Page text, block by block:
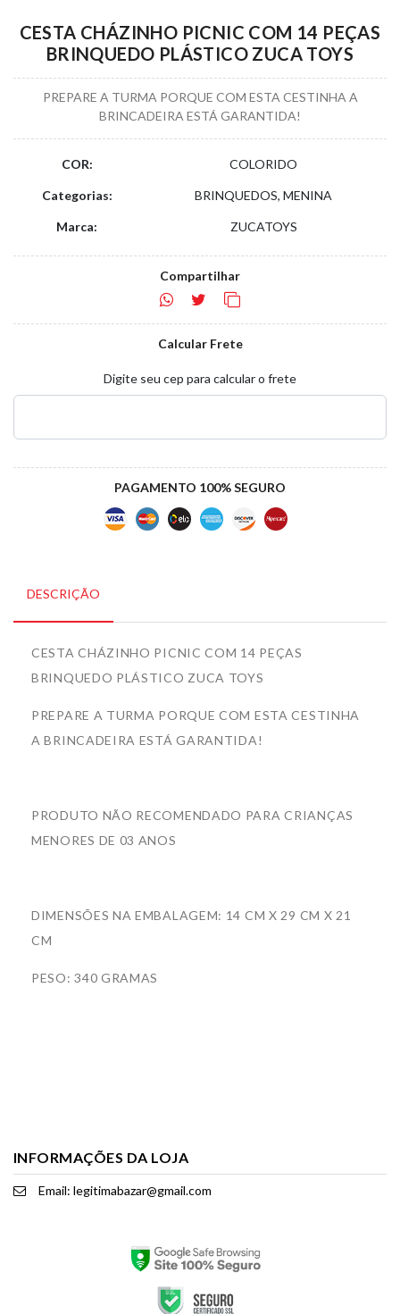
CESTA CHÁZINHO PICNIC COM 14 PEÇAS
BRINQUEDO PLÁSTICO ZUCA TOYS
PREPARE A TURMA PORQUE COM ESTA CESTINHA A
BRINCADEIRA ESTÁ GARANTIDA!
COR: COLORIDO
Categorias: BRINQUEDOS, MENINA
Marca: ZUCATOYS
Compartilhar
Calcular Frete
Digite seu cep para calcular o frete
PAGAMENTO 100% SEGURO
DESCRIÇÃO
CESTA CHÁZINHO PICNIC COM 14 PEÇAS
BRINQUEDO PLÁSTICO ZUCA TOYS
PREPARE A TURMA PORQUE COM ESTA CESTINHA
A BRINCADEIRA ESTÁ GARANTIDA!
PRODUTO NÃO RECOMENDADO PARA CRIANÇAS
MENORES DE 03 ANOS
DIMENSÕES NA EMBALAGEM: 14 CM X 29 CM X 21
CM
PESO: 340 GRAMAS
INFORMAÇÕES DA LOJA
Email: legitimabazar@gmail.com